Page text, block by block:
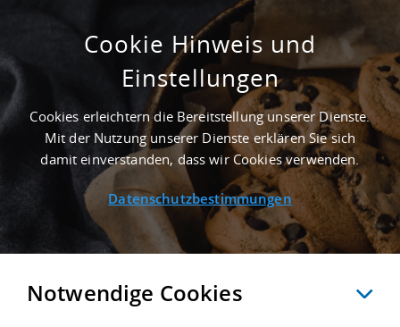
ERSTBEZUG - 8.400 M² MIETHALLE IN
KORBUSSEN NAHE G
ÜTERVERKEHRSZENTRUM TERMINAL G
LAUCHAU (HOF, SONNEBERG, PILSEN) - L
ANDKREIS GREIZ
Immobiliensuche/Detailansicht
ZURÜCK MERKEN VERGLEICHEN
Cookie Hinweis und
Einstellungen
Cookies erleichtern die Bereitstellung unserer Dienste.
Mit der Nutzung unserer Dienste erklären Sie sich
damit einverstanden, dass wir Cookies verwenden.
Datenschutzbestimmungen
Notwendige Cookies